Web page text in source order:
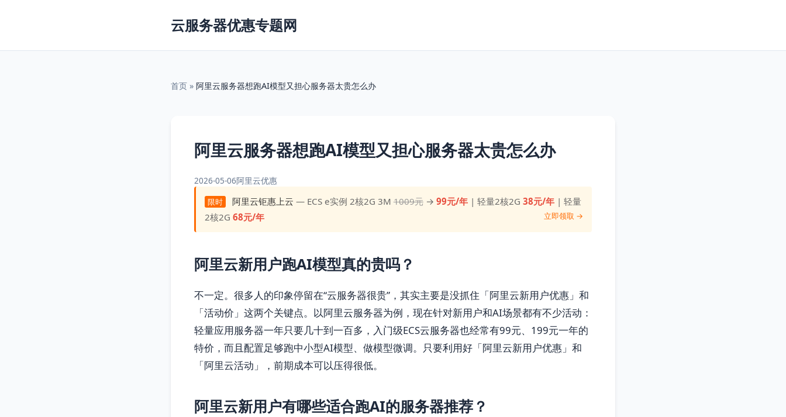
云服务器优惠专题网
首页 » 阿里云服务器想跑AI模型又担心服务器太贵怎么办
阿里云服务器想跑AI模型又担心服务器太贵怎么办
2026-05-06阿里云优惠
限时 阿里云钜惠上云 — ECS e实例 2核2G 3M 1009元→ 99元/年| 轻量2核2G 38元/年| 轻量
2核2G68元/年 立即领取 →
阿里云新用户跑AI模型真的贵吗？
不一定。很多人的印象停留在“云服务器很贵”，其实主要是没抓住「阿里云新用户优惠」和
「活动价」这两个关键点。以阿里云服务器为例，现在针对新用户和AI场景都有不少活动：
轻量应用服务器一年只要几十到一百多，入门级ECS云服务器也经常有99元、199元一年的
特价，而且配置足够跑中小型AI模型、做模型微调。只要利用好「阿里云新用户优惠」和
「阿里云活动」，前期成本可以压得很低。
阿里云新用户有哪些适合跑AI的服务器推荐？